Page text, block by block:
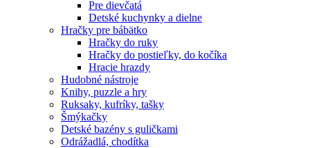
Pre dievčatá
Detské kuchynky a dielne
Hračky pre bábätko
Hračky do ruky
Hračky do postieľky, do kočíka
Hracie hrazdy
Hudobné nástroje
Knihy, puzzle a hry
Ruksaky, kufríky, tašky
Šmýkačky
Detské bazény s guličkami
Odrážadlá, chodítka